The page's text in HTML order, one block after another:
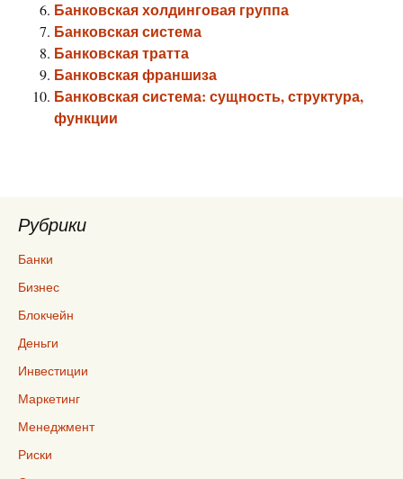
Банковская холдинговая группа
Банковская система
Банковская тратта
Банковская франшиза
Банковская система: сущность, структура,
функции
Рубрики
Банки
Бизнес
Блокчейн
Деньги
Инвестиции
Маркетинг
Менеджмент
Риски